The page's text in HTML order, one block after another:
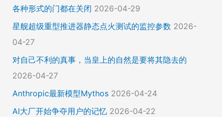
各种形式的门都在关闭 2026-04-29
星舰超级重型推进器静态点火测试的监控参数 2026-
04-27
对自己不利的真事，当皇上的自然是要将其隐去的
2026-04-27
Anthropic最新模型Mythos 2026-04-24
AI大厂开始争夺用户的记忆 2026-04-22